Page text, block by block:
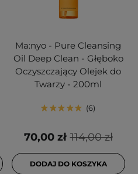
Ma:nyo - Pure Cleansing
Oil Deep Clean - Głęboko
Oczyszczający Olejek do
Twarzy - 200ml
6
114,00 zł
70,00 zł
DODAJ DO KOSZYKA